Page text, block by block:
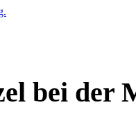
bei der